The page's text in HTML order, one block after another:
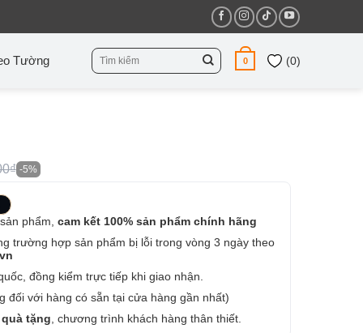
Tường
Tìm
kiếm:
0 (0)
-5%
phẩm, cam kết 100% sản phẩm chính hãng
trường hợp sản phẩm bị lỗi trong vòng 3 ngày theo
đồng kiểm trực tiếp khi giao nhận.
đối với hàng có sẵn tại cửa hàng gần nhất)
tặng , chương trình khách hàng thân thiết.